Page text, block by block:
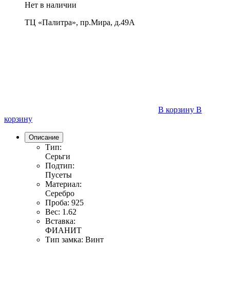
Нет в наличии
ТЦ «Палитра», пр.Мира, д.49А
В корзину В
корзину
Описание
Тип:
Серьги
Подтип:
Пусеты
Материал:
Серебро
Проба: 925
Вес: 1.62
Вставка:
ФИАНИТ
Тип замка: Винт